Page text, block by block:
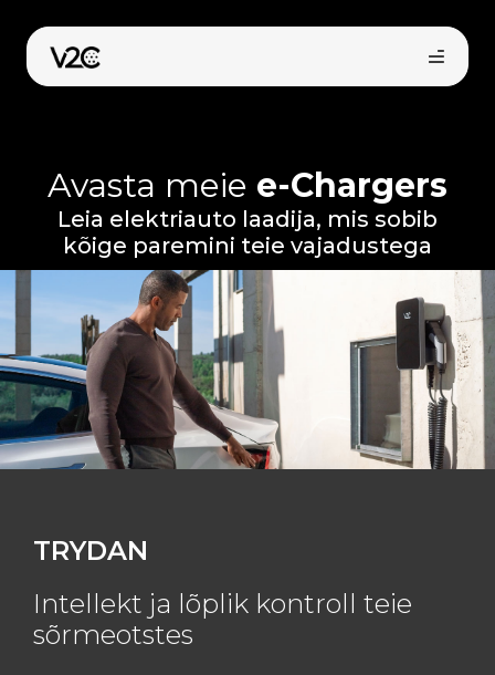
content
Osta veebist
Avasta meie e-Chargers
Leia elektriauto laadija, mis sobib
kõige paremini teie vajadustega
TRYDAN
Intellekt ja lõplik kontroll teie
sõrmeotstes